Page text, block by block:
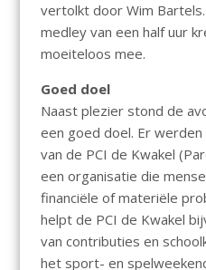
vertolkt door Wim
medley van een half uur
moeiteloos mee.
Goed doel
Naast plezier stond de
een goed doel. Er
van de PCI de Kwakel
een organisatie die
financiële of materiële
helpt de PCI de Kwakel
van contributies en
het sport- en